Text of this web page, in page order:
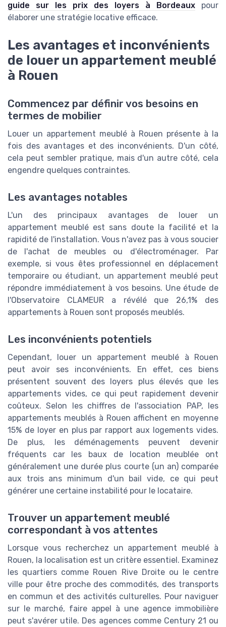
guide sur les prix des loyers à Bordeaux pour
élaborer une stratégie locative efficace.
Les avantages et inconvénients
de louer un appartement meublé
à Rouen
Commencez par définir vos besoins en
termes de mobilier
Louer un appartement meublé à Rouen présente à la
fois des avantages et des inconvénients. D'un côté,
cela peut sembler pratique, mais d'un autre côté, cela
engendre quelques contraintes.
Les avantages notables
L'un des principaux avantages de louer un
appartement meublé est sans doute la facilité et la
rapidité de l'installation. Vous n'avez pas à vous soucier
de l'achat de meubles ou d'électroménager. Par
exemple, si vous êtes professionnel en déplacement
temporaire ou étudiant, un appartement meublé peut
répondre immédiatement à vos besoins. Une étude de
l'Observatoire CLAMEUR a révélé que 26,1% des
appartements à Rouen sont proposés meublés.
Les inconvénients potentiels
Cependant, louer un appartement meublé à Rouen
peut avoir ses inconvénients. En effet, ces biens
présentent souvent des loyers plus élevés que les
appartements vides, ce qui peut rapidement devenir
coûteux. Selon les chiffres de l'association PAP, les
appartements meublés à Rouen affichent en moyenne
15% de loyer en plus par rapport aux logements vides.
De plus, les déménagements peuvent devenir
fréquents car les baux de location meublée ont
généralement une durée plus courte (un an) comparée
aux trois ans minimum d'un bail vide, ce qui peut
générer une certaine instabilité pour le locataire.
Trouver un appartement meublé
correspondant à vos attentes
Lorsque vous recherchez un appartement meublé à
Rouen, la localisation est un critère essentiel. Examinez
les quartiers comme Rouen Rive Droite ou le centre
ville pour être proche des commodités, des transports
en commun et des activités culturelles. Pour naviguer
sur le marché, faire appel à une agence immobilière
peut s'avérer utile. Des agences comme Century 21 ou